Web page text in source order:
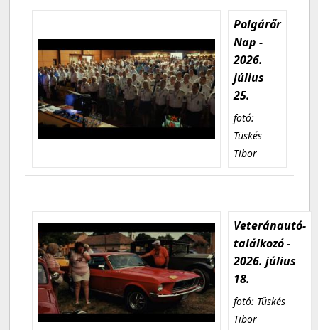
Polgárőr
Nap -
2026.
július
25.
fotó:
Tüskés
Tibor
Veteránautó-
találkozó -
2026. július
18.
fotó: Tüskés
Tibor